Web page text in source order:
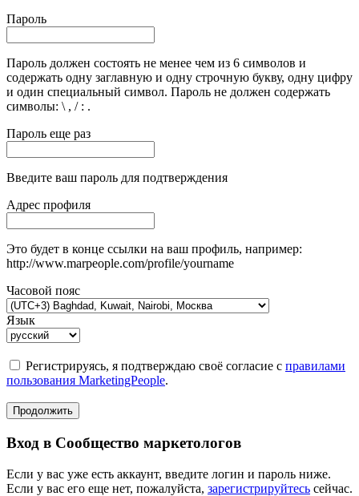
Пароль
Пароль должен состоять не менее чем из 6 символов и
содержать одну заглавную и одну строчную букву, одну цифру
и один специальный символ. Пароль не должен содержать
символы: \ , / : .
Пароль еще раз
Введите ваш пароль для подтверждения
Адрес профиля
Это будет в конце ссылки на ваш профиль, например:
http://www.marpeople.com/profile/yourname
Часовой пояс
Язык
Регистрируясь, я подтверждаю своё согласие с правилами
пользования MarketingPeople.
Продолжить
Вход в Сообщество маркетологов
Если у вас уже есть аккаунт, введите логин и пароль ниже.
Если у вас его еще нет, пожалуйста, зарегистрируйтесь сейчас.